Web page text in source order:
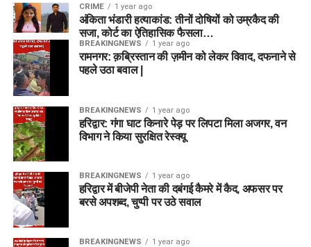
CRIME 1 year ago
अंकिता भंडारी हत्याकांड: तीनों दोषियों को उम्रकैद की
सजा, कोर्ट का ऐतिहासिक फैसला…
BREAKINGNEWS 1 year ago
रामनगर: क़ब्रिस्तान की ज़मीन को लेकर विवाद, दफनाने से
पहले उठा बवाल |
BREAKINGNEWS 1 year ago
हरिद्वार: गंगा घाट किनारे पेड़ पर लिपटा मिला अजगर, वन
विभाग ने किया सुरक्षित रेस्क्यू
BREAKINGNEWS 1 year ago
हरिद्वार में बीजेपी नेता की दबंगई कैमरे में कैद, अफसर पर
बरसे अपशब्द, चुप्पी पर उठे सवाल
BREAKINGNEWS 1 year ago